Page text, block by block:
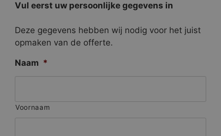
Vul eerst uw persoonlijke gegevens in
Deze gegevens hebben wij nodig voor het juist
opmaken van de offerte.
Naam *
Voornaam